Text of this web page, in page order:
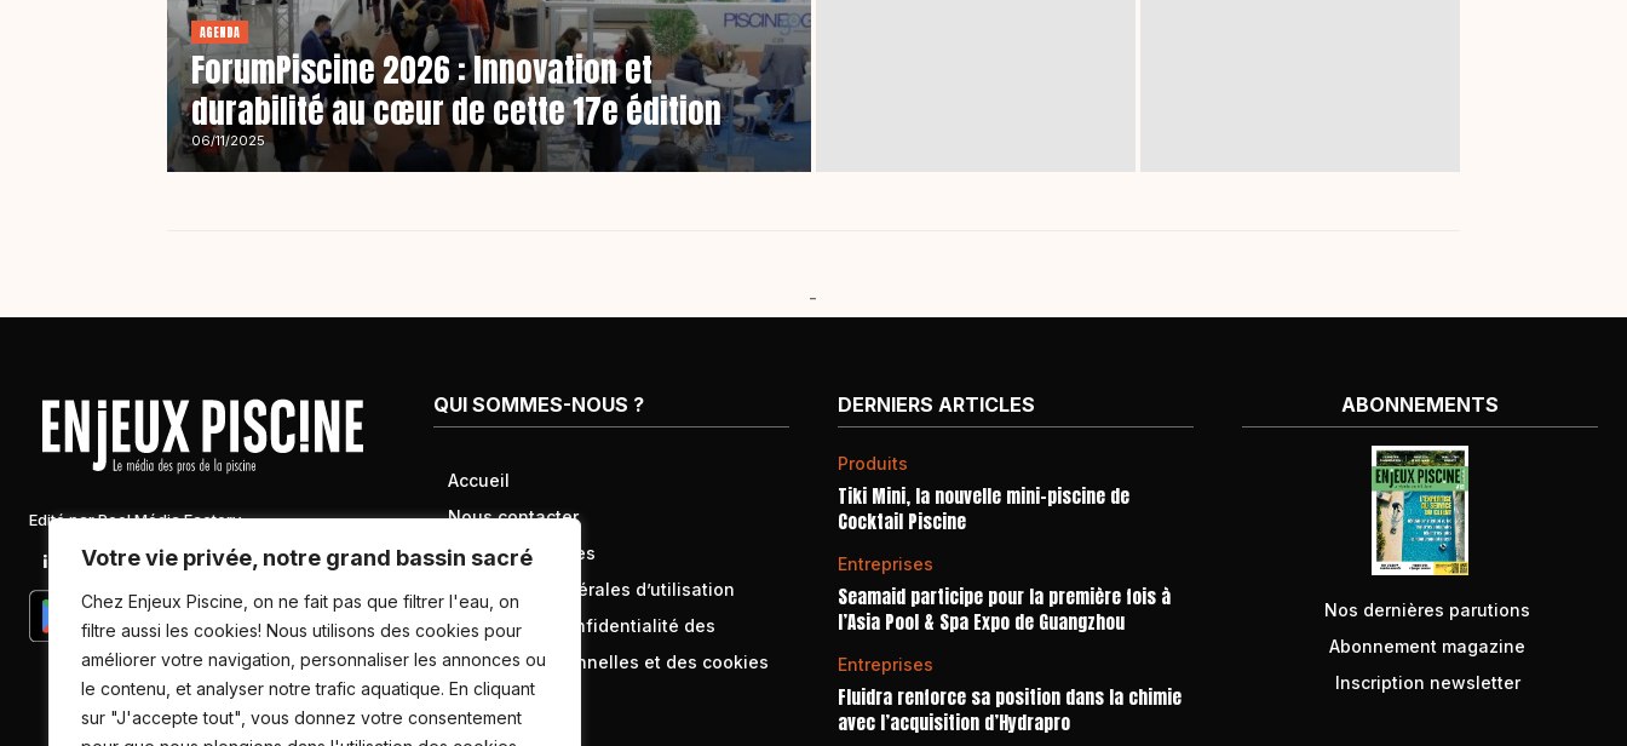
Votre vie privée, notre grand bassin sacré
Chez Enjeux Piscine, on ne fait pas que filtrer l'eau, on
filtre aussi les cookies! Nous utilisons des cookies pour
améliorer votre navigation, personnaliser les annonces ou
le contenu, et analyser notre trafic aquatique. En cliquant
sur "J'accepte tout", vous donnez votre consentement
AGENDA
ForumPiscine 2026 : Innovation et
durabilité au cœur de cette 17e édition
06/11/2025
-
Edité par Pool Média Factory
Linkedin Newsletter
QUI SOMMES-NOUS ?
Accueil
Nous contacter
Mentions légales
Conditions générales d’utilisation
Politique de confidentialité des
données personnelles et des cookies
DERNIERS ARTICLES
Produits
Tiki Mini, la nouvelle mini-piscine de
Cocktail Piscine
Entreprises
Seamaid participe pour la première fois à
l’Asia Pool & Spa Expo de Guangzhou
Entreprises
Fluidra renforce sa position dans la chimie
avec l’acquisition d’Hydrapro
ABONNEMENTS
Nos dernières parutions
Abonnement magazine
Inscription newsletter